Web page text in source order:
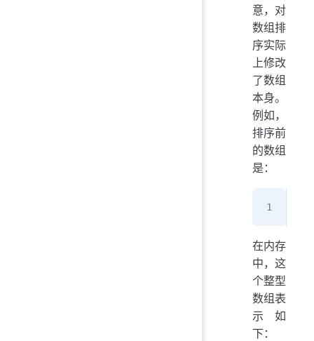
意，对
数组排
序实际
上修改
了数组
本身。
例如，
排序前
的数组
是：
在内存
中，这
个整型
数组表
示如
下：